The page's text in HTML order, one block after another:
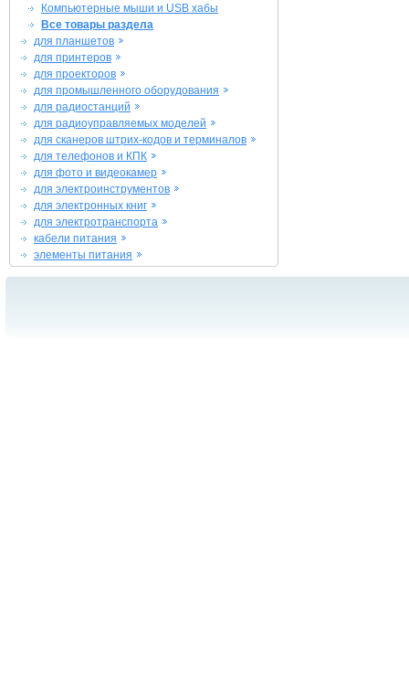
Компьютерные мыши и USB хабы
Все товары раздела
для планшетов
для принтеров
для проекторов
для промышленного оборудования
для радиостанций
для радиоуправляемых моделей
для сканеров штрих-кодов и терминалов
для телефонов и КПК
для фото и видеокамер
для электроинструментов
для электронных книг
для электротранспорта
кабели питания
элементы питания